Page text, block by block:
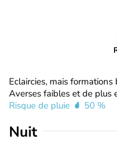
Eclaircies, mais
Averses faibles et de plus
Risque de pluie
50 %
Nuit